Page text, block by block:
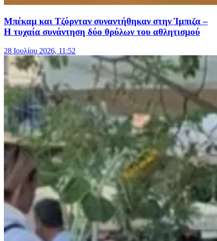
Μπέκαμ και Τζόρνταν συναντήθηκαν στην Ίμπιζα –
Η τυχαία συνάντηση δύο θρύλων του αθλητισμού
28 Ιουλίου 2026, 11:52